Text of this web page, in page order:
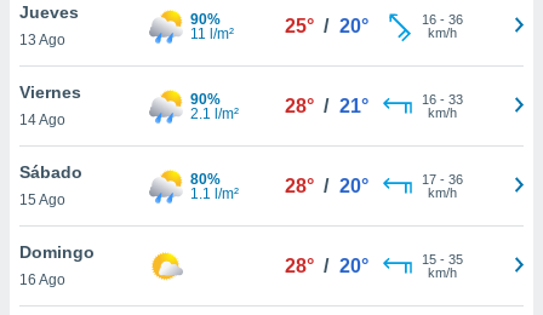
de
cookies
aceptar
Jueves
13 Ago
90%
11 l/m²
25° / 20° 16- 36
km/h
Viernes
14 Ago
90%
2.1 l/m²
28° / 21° 16- 33
km/h
Sábado
15 Ago
80%
1.1 l/m²
28° / 20° 17- 36
km/h
Domingo
16 Ago
28° / 20° 15- 35
km/h